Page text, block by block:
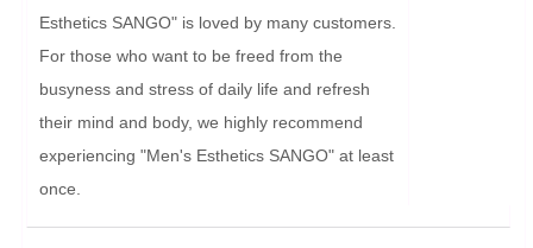
Esthetics SANGO" is loved by many customers.
For those who want to be freed from the
busyness and stress of daily life and refresh
their mind and body, we highly recommend
experiencing "Men's Esthetics SANGO" at least
once.